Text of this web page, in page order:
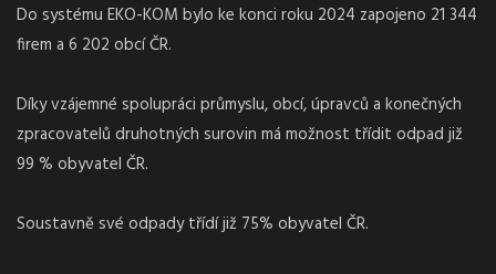
Do systému EKO-KOM bylo ke konci roku 2024 zapojeno 21 344
firem a 6 202 obcí ČR.
Díky vzájemné spolupráci průmyslu, obcí, úpravců a konečných
zpracovatelů druhotných surovin má možnost třídit odpad již
99 % obyvatel ČR.
Soustavně své odpady třídí již 75% obyvatel ČR.